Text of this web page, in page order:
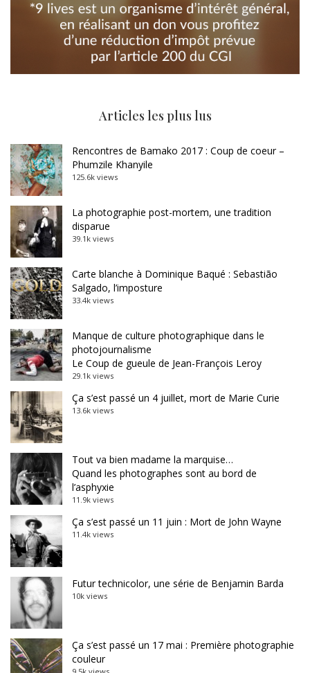
Articles les plus lus
Rencontres de Bamako 2017 : Coup de coeur –
Phumzile Khanyile
125.6k views
La photographie post-mortem, une tradition
disparue
39.1k views
Carte blanche à Dominique Baqué : Sebastião
Salgado, l’imposture
33.4k views
Manque de culture photographique dans le
photojournalisme
Le Coup de gueule de Jean-François Leroy
29.1k views
Ça s’est passé un 4 juillet, mort de Marie Curie
13.6k views
Tout va bien madame la marquise…
Quand les photographes sont au bord de
l’asphyxie
11.9k views
Ça s’est passé un 11 juin : Mort de John Wayne
11.4k views
Futur technicolor, une série de Benjamin Barda
10k views
Ça s’est passé un 17 mai : Première photographie
couleur